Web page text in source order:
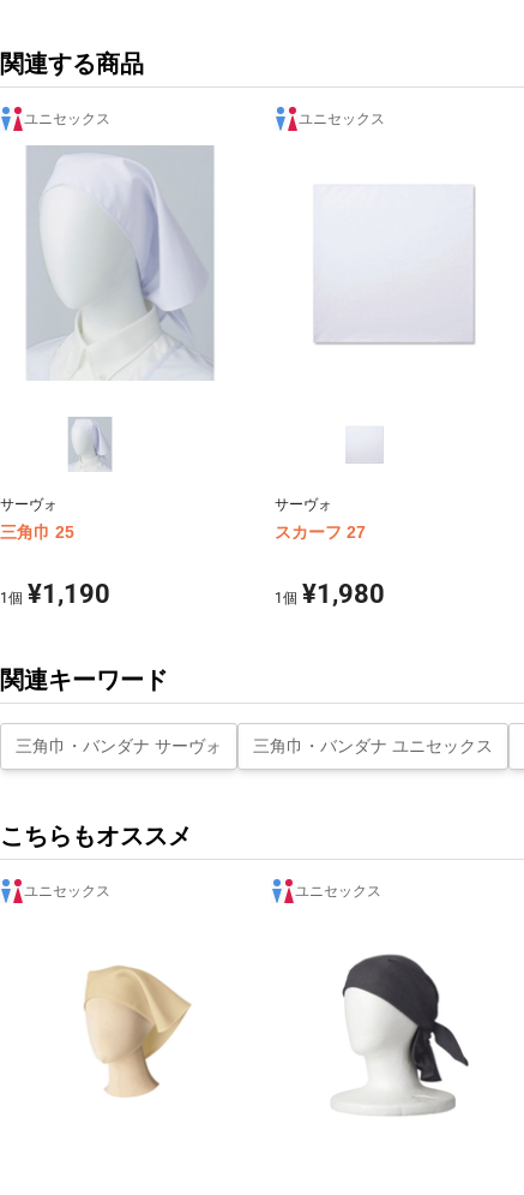
関連する商品
ユニセックス
サーヴォ
三角巾 25
1 個 ¥1,190
ユニセックス
サーヴォ
スカーフ 27
1 個 ¥1,980
関連キーワード
三角巾・バンダナ サーヴォ 三角巾・バンダナ ユニセックス
こちらもオススメ
ユニセックス ユニセックス